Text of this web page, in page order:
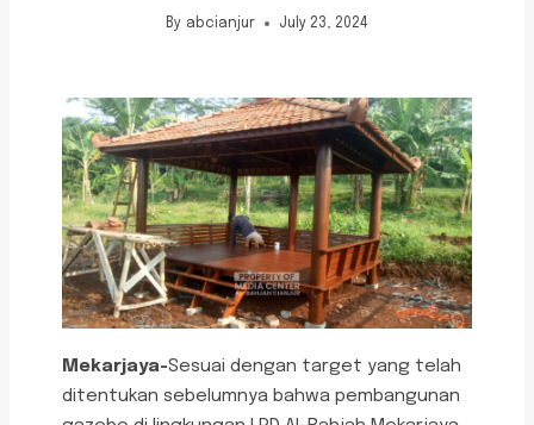
By abcianjur July 23, 2024
Mekarjaya-Sesuai dengan target yang telah
ditentukan sebelumnya bahwa pembangunan